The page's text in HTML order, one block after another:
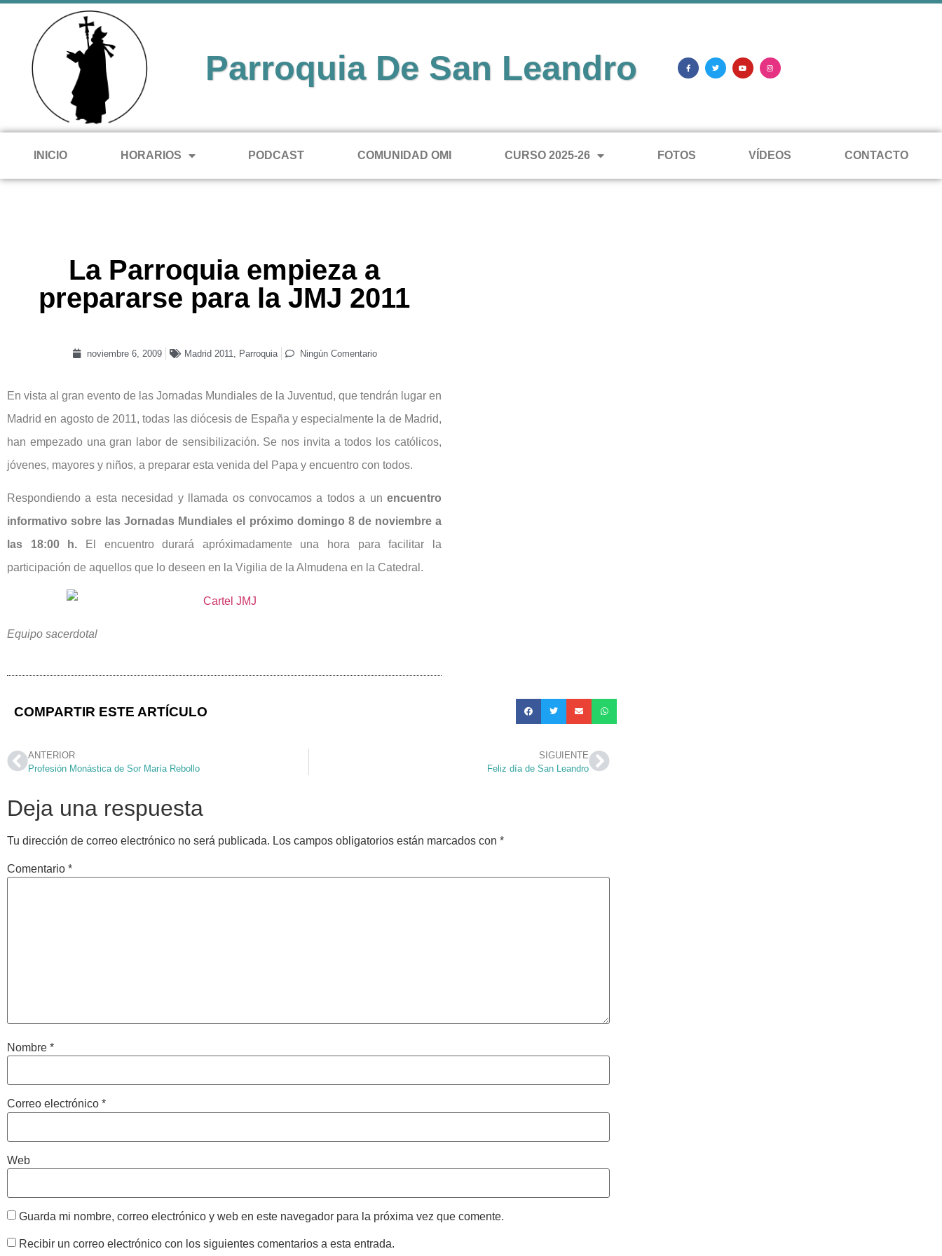
Parroquia De San Leandro
INICIO HORARIOS PODCAST COMUNIDAD OMI CURSO 2025-26 FOTOS VÍDEOS CONTACTO
La Parroquia empieza a
prepararse para la JMJ 2011
noviembre 6, 2009 Madrid 2011 Parroquia Ningún Comentario
En vista al gran evento de las Jornadas Mundiales de la Juventud, que tendrán lugar en
Madrid en agosto de 2011, todas las diócesis de España y especialmente la de Madrid,
han empezado una gran labor de sensibilización. Se nos invita a todos los católicos,
jóvenes, mayores y niños, a preparar esta venida del Papa y encuentro con todos.
Respondiendo a esta necesidad y llamada os convocamos a todos a un encuentro
informativo sobre las Jornadas Mundiales el próximo domingo 8 de noviembre a
las 18:00 h. El encuentro durará apróximadamente una hora para facilitar la
participación de aquellos que lo deseen en la Vigilia de la Almudena en la Catedral.
Equipo sacerdotal
COMPARTIR ESTE ARTÍCULO
ANTERIOR
Profesión Monástica de Sor María Rebollo
SIGUIENTE
Feliz día de San Leandro
Deja una respuesta
Tu dirección de correo electrónico no será publicada. Los campos obligatorios están marcados con *
Comentario *
Nombre *
Correo electrónico *
Web
Guarda mi nombre, correo electrónico y web en este navegador para la próxima vez que comente.
Recibir un correo electrónico con los siguientes comentarios a esta entrada.